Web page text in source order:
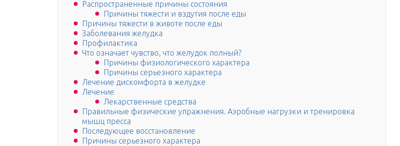
Распространенные причины состояния
Причины тяжести и вздутия после еды
Причины тяжести в животе после еды
Заболевания желудка
Профилактика
Что означает чувство, что желудок полный?
Причины физиологического характера
Причины серьезного характера
Лечение дискомфорта в желудке
Лечение
Лекарственные средства
Правильные физические упражнения. Аэробные нагрузки и тренировка
мышц пресса
Последующее восстановление
Причины серьезного характера